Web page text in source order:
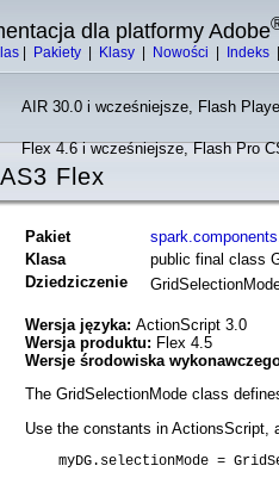
dla platformy Adobe
Pakiety Klasy Nowości Indeks
AIR 30.0 i wcześniejsze, Flash
Flex 4.6 i wcześniejsze, Flash Pro
Flex
Pakiet
Klasa
public final class
Dziedziczenie
Wersja języka: ActionScript 3.0
Wersja produktu: Flex 4.5
Wersje środowiska
The GridSelectionMode class
Use the constants in ActionsScript,
myDG.selectionMode =